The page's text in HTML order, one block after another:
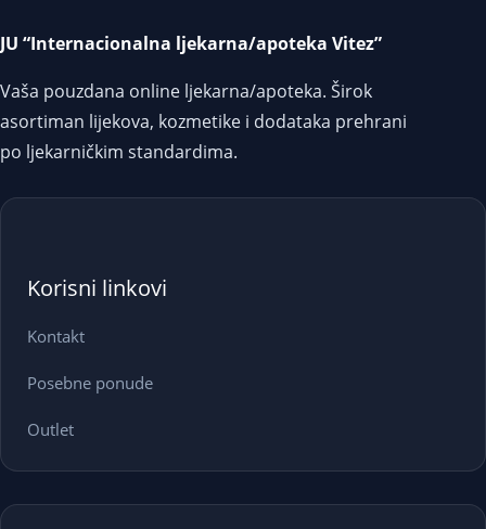
JU “Internacionalna ljekarna/apoteka Vitez”
Vaša pouzdana online ljekarna/apoteka. Širok
asortiman lijekova, kozmetike i dodataka prehrani
po ljekarničkim standardima.
Korisni linkovi
Kontakt
Posebne ponude
Outlet